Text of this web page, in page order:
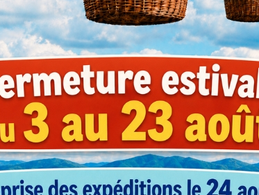
117,00 € 117,00 € 99,90 €